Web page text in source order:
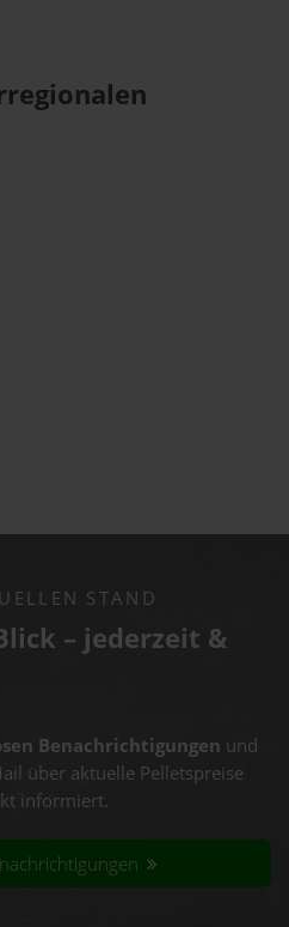
STAND
– jederzeit &
Benachrichtigungen und
über aktuelle Pelletspreise
informiert.